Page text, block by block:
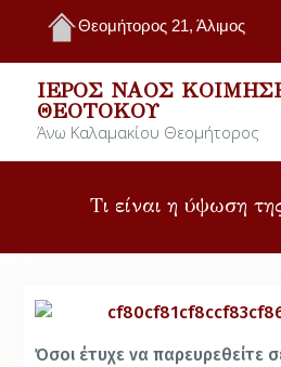
Θεομήτορος 21, Άλιμος
ΙΕΡΌΣ ΝΑΌΣ
ΘΕΟΤΌΚΟΥ
Άνω Καλαμακίου Θεομήτορος
Τι είναι η ύψωση
Όσοι έτυχε να παρευρεθείτε